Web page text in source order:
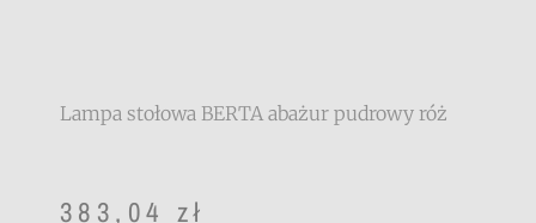
Lampa stołowa BERTA abażur pudrowy róż
383,04 zł